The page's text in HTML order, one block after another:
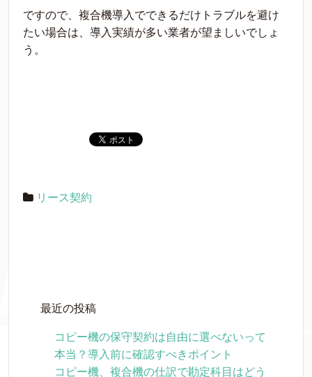
ですので、複合機導入でできるだけトラブルを避け
たい場合は、導入実績が多い業者が望ましいでしょ
う。
リース契約
最近の投稿
コピー機の保守契約は自由に選べないって
本当？導入前に確認すべきポイント
コピー機、複合機の仕訳で勘定科目はどう